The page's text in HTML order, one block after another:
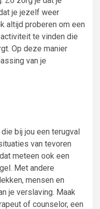
je jezelf weer
altijd proberen om een
te vinden die
Op deze manier
van je
bij jou een terugval
van tevoren
meteen ook een
Met andere
mensen en
je verslaving. Maak
of counselor, een